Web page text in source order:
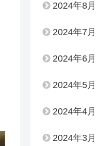
2024年8月
2024年7月
2024年6月
2024年5月
2024年4月
2024年3月